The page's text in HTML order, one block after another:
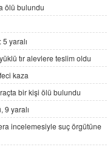
Yüzüne
12:30
ASLAN
Algı Ne? "Beraber
Cümlesinin Peşinden
Yolu
ölü bulundu
yaralı
tır alevlere teslim oldu
kaza
bir kişi ölü bulundu
9 yaralı
incelemesiyle suç örgütüne